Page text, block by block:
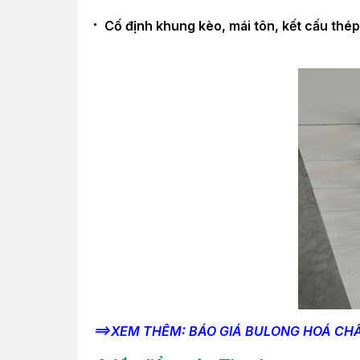
Cố định khung kèo, mái tôn, kết cấu
==>XEM THÊM: BÁO GIÁ BULONG HOÁ